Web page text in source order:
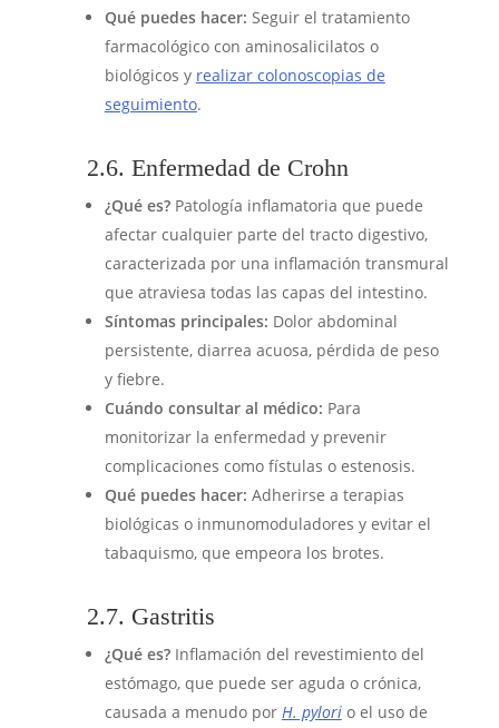
Qué puedes hacer: Seguir el tratamiento
farmacológico con aminosalicilatos o
biológicos y realizar colonoscopias de
seguimiento.
2.6. Enfermedad de Crohn
¿Qué es?Patología inflamatoria que puede
afectar cualquier parte del tracto digestivo,
caracterizada por una inflamación transmural
que atraviesa todas las capas del intestino.
Síntomas principales: Dolor abdominal
persistente, diarrea acuosa, pérdida de peso
y fiebre.
Cuándo consultar al médico: Para
monitorizar la enfermedad y prevenir
complicaciones como fístulas o estenosis.
Qué puedes hacer: Adherirse a terapias
biológicas o inmunomoduladores y evitar el
tabaquismo, que empeora los brotes.
2.7. Gastritis
¿Qué es?Inflamación del revestimiento del
estómago, que puede ser aguda o crónica,
causada a menudo por H. pylorio el uso de